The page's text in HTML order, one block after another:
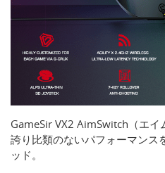
GameSir VX2 AimSwitch（エ
誇り比類のないパフォーマンス
ッド。